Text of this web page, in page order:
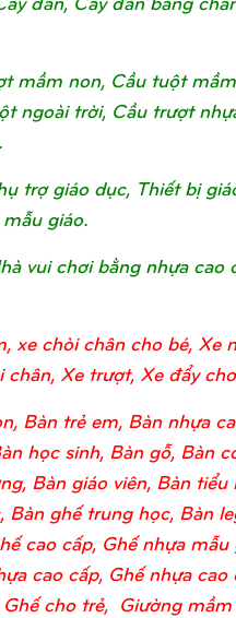
mầm non, Cầu tuột
ngoài trời, Cầu trượt
trợ giáo dục, Thiết bị
giáo.
vui chơi bằng nhựa cao
xe chòi chân cho bé, Xe
chân, Xe trượt, Xe đẩy
Bàn trẻ em, Bàn nhựa
học sinh, Bàn gỗ, Bàn
Bàn giáo viên, Bàn tiểu
ghế trung học, Bàn
cao cấp, Ghế nhựa mẫu
cao cấp, Ghế nhựa cao
cho trẻ, Giường